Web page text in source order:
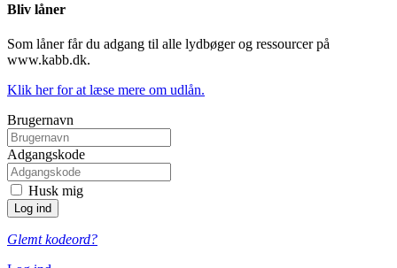
Bliv låner
Som låner får du adgang til alle lydbøger og ressourcer på
www.kabb.dk.
Klik her for at læse mere om udlån.
Brugernavn
Adgangskode
Husk mig
Glemt kodeord?